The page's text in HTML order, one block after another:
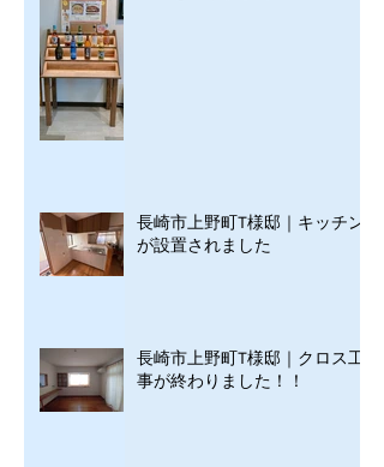
長崎市上野町T様邸｜キッチン
が設置されました
長崎市上野町T様邸｜クロス工
事が終わりました！！